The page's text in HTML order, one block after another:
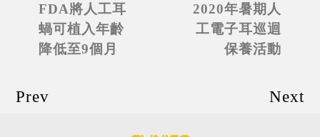
FDA將人工耳
蝸可植入年齡
降低至9個月
Prev
2020年暑期人
工電子耳巡迴
保養活動
Next